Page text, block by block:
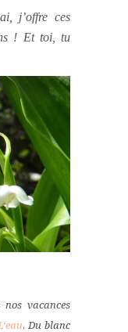
j’offre ces
! Et toi, tu
vacances
,Du blanc